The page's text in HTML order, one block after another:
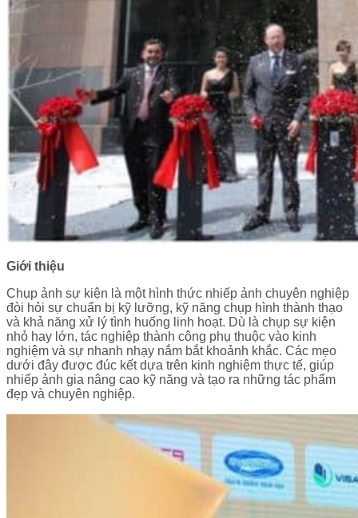
Giới thiệu
Chụp ảnh sự kiện là một hình thức nhiếp ảnh chuyên nghiệp
đòi hỏi sự chuẩn bị kỹ lưỡng, kỹ năng chụp hình thành thạo
và khả năng xử lý tình huống linh hoạt. Dù là chụp sự kiện
nhỏ hay lớn, tác nghiệp thành công phụ thuộc vào kinh
nghiệm và sự nhanh nhạy nắm bắt khoảnh khắc. Các mẹo
dưới đây được đúc kết dựa trên kinh nghiệm thực tế, giúp
nhiếp ảnh gia nâng cao kỹ năng và tạo ra những tác phẩm
đẹp và chuyên nghiệp.